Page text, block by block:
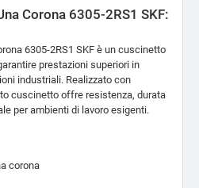
Corona 6305-2RS1 SKF:
6305-2RS1 SKF è un cuscinetto
prestazioni superiori in
industriali. Realizzato con
cuscinetto offre resistenza, durata
per ambienti di lavoro esigenti.
corona